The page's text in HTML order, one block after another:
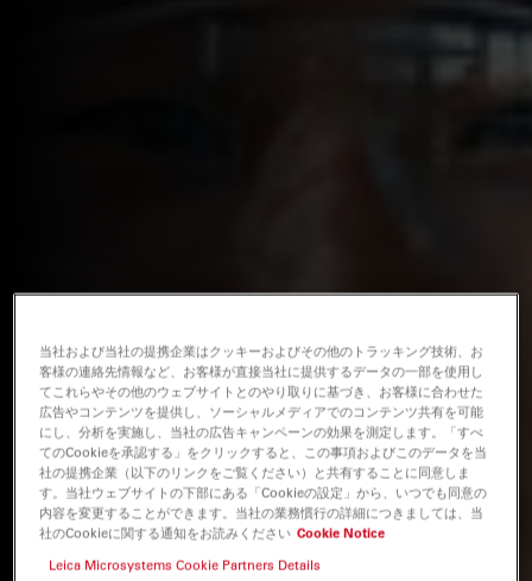
当社および当社の提携企業はクッキーおよびその他のトラッキング技術、お
客様の連絡先情報など、お客様が直接当社に提供するデータの一部を使用し
てこれらやその他のウェブサイトとのやり取りに基づき、お客様に合わせた
広告やコンテンツを提供し、ソーシャルメディアでのコンテンツ共有を可能
にし、分析を実施し、当社の広告キャンペーンの効果を測定します。「すべ
てのCookieを承認する」をクリックすると、この事項およびこのデータを当
社の提携企業（以下のリンクをご覧ください）と共有することに同意しま
す。当社ウェブサイトの下部にある「Cookieの設定」から、いつでも同意の
内容を変更することができます。当社の業務慣行の詳細につきましては、当
社のCookieに関する通知をお読みください Cookie Notice
Leica Microsystems Cookie Partners Details